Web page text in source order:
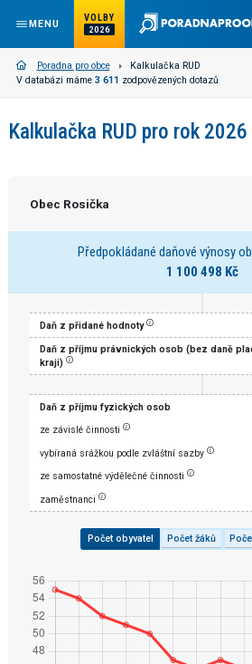
MENU
VOLBY
2026
Poradna pro obce
Kalkulačka RUD
V databázi máme 3 611 zodpovězených dotazů
Kalkulačka RUD pro rok 2026
Obec Rosička
Předpokládané daňové výnosy
1 100 498 Kč
Daň z přidané hodnoty
Daň z příjmu právnických osob (bez daně
kraji)
Daň z příjmu fyzických osob
ze závislé činnosti
vybíraná srážkou podle zvláštní sazby
ze samostatné výdělečné činnosti
zaměstnanci
Počet obyvatel Počet žáků